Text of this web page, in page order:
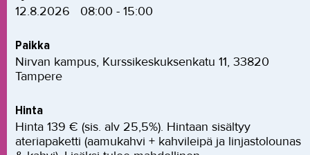
12.8.2026
08:00 - 15:00
Paikka
Nirvan kampus, Kurssikeskuksenkatu 11, 33820
Tampere
Hinta
Hinta 139 € (sis. alv 25,5%). Hintaan sisältyy
ateriapaketti (aamukahvi + kahvileipä ja linjastolounas